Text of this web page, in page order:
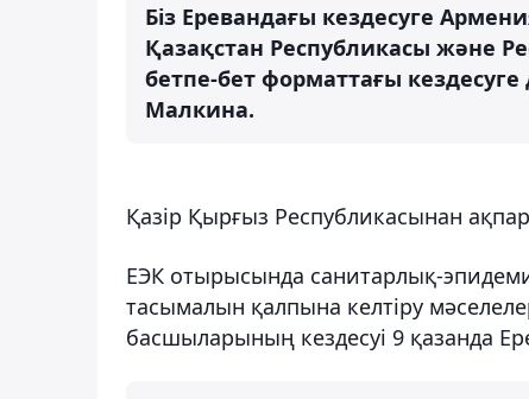
Біз Еревандағы кездесуге
Қазақстан Республикасы және
бетпе-бет форматтағы кездесуге
Малкина.
Қазір Қырғыз Республикасынан
ЕЭК отырысында санитарлық-
тасымалын қалпына келтіру
басшыларының кездесуі 9 қазанда